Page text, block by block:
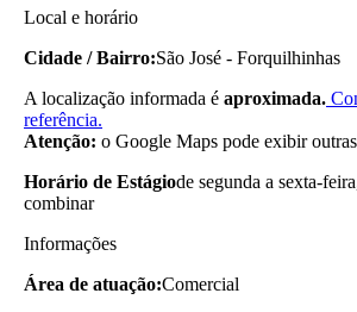
Local e horário
Cidade / Bairro:São José - Forquilhinhas
A localização informada é aproximada.
referência.
Atenção: o Google Maps pode exibir
Horário de Estágiode segunda a sexta-
combinar
Informações
Área de atuação:Comercial